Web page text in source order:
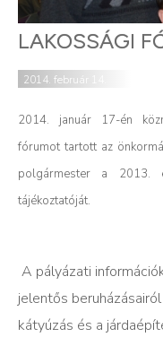
LAKOSSÁGI
2014. február 14.
2014. január 17-én
fórumot tartott az
polgármester a 2013.
tájékoztatóját.
A pályázati
jelentős
kátyúzás és a